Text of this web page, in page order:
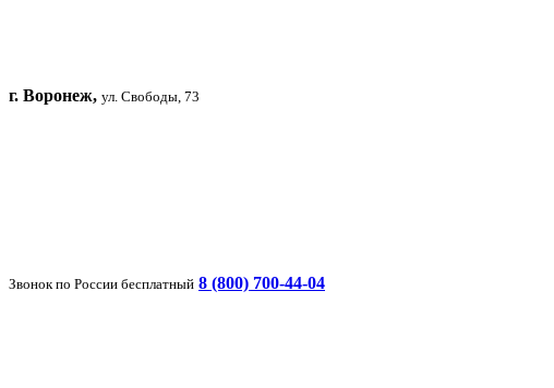
г. Воронеж, ул. Свободы, 73
Звонок по России бесплатный 8 (800) 700-44-04